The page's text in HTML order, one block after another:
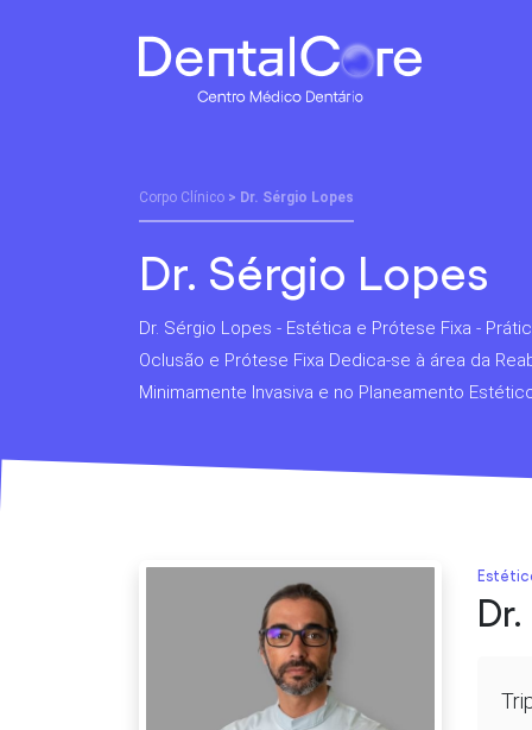
Corpo Clínico > Dr. Sérgio Lopes
Dr. Sérgio Lopes
Dr. Sérgio Lopes - Estética e Prótese Fixa -
Oclusão e Prótese Fixa Dedica-se à área da
Minimamente Invasiva e no Planeamento